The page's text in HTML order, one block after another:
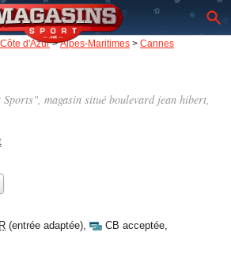
d'Azur>Alpes-Maritimes > Cannes
Sports", magasin situé boulevard jean hibert,
(entrée adaptée), CB acceptée,